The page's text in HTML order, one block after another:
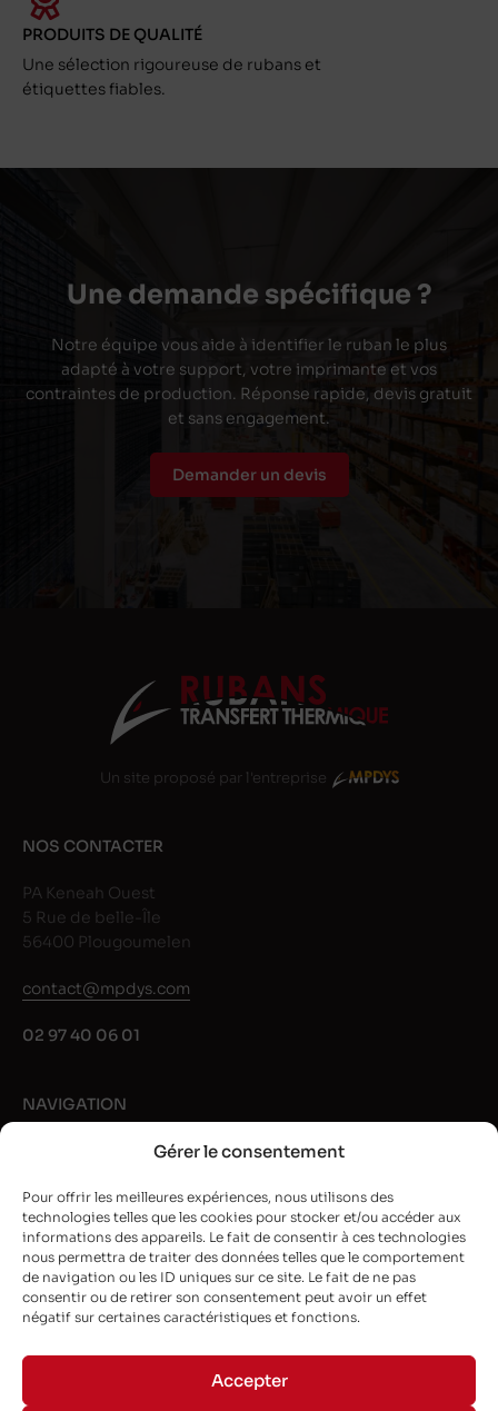
Gérer le consentement
Pour offrir les meilleures expériences, nous utilisons des
technologies telles que les cookies pour stocker et/ou accéder aux
informations des appareils. Le fait de consentir à ces technologies
nous permettra de traiter des données telles que le comportement
de navigation ou les ID uniques sur ce site. Le fait de ne pas
consentir ou de retirer son consentement peut avoir un effet
négatif sur certaines caractéristiques et fonctions.
Accepter
PRODUITS DE QUALITÉ
Une sélection rigoureuse de rubans et
étiquettes fiables.
Une demande spécifique ?
Notre équipe vous aide à identifier le ruban le plus
adapté à votre support, votre imprimante et vos
contraintes de production. Réponse rapide, devis gratuit
et sans engagement.
Demander un devis
Un site proposé par l'entreprise
NOS CONTACTER
PA Keneah Ouest
5 Rue de belle-Île
56400 Plougoumelen
contact@mpdys.com
02 97 40 06 01
NAVIGATION
Nos marques
Guide et conseils
L’entreprise
NEWSLETTER